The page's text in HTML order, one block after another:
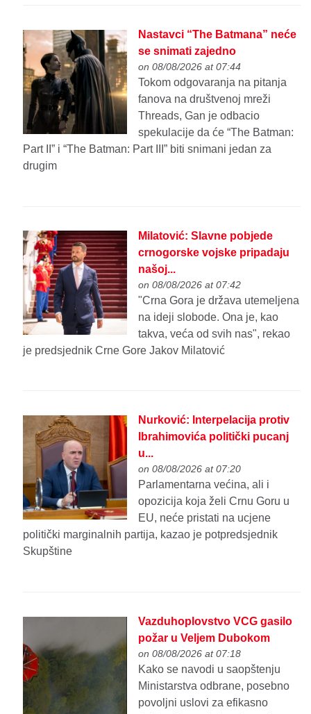
Nastavci “The Batmana” neće
se snimati zajedno
on 08/08/2026 at 07:44
Tokom odgovaranja na pitanja
fanova na društvenoj mreži
Threads, Gan je odbacio
spekulacije da će “The Batman:
Part II” i “The Batman: Part III” biti snimani jedan za
drugim
Milatović: Slavne pobjede
crnogorske vojske pripadaju
našoj...
on 08/08/2026 at 07:42
"Crna Gora je država utemeljena
na ideji slobode. Ona je, kao
takva, veća od svih nas", rekao
je predsjednik Crne Gore Jakov Milatović
Nurković: Interpelacija protiv
Ibrahimovića politički pucanj
u...
on 08/08/2026 at 07:20
Parlamentarna većina, ali i
opozicija koja želi Crnu Goru u
EU, neće pristati na ucjene
politički marginalnih partija, kazao je potpredsjednik
Skupštine
Vazduhoplovstvo VCG gasilo
požar u Veljem Dubokom
on 08/08/2026 at 07:18
Kako se navodi u saopštenju
Ministarstva odbrane, posebno
povoljni uslovi za efikasno